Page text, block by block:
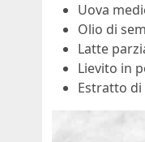
Uova
Olio di
Latte
Lievito in
Estratto di